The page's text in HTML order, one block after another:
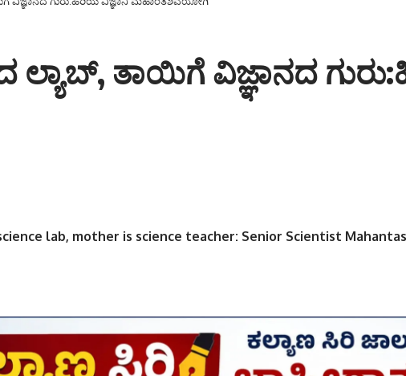
ತಾಯಿಗೆ ವಿಜ್ಞಾನದ
lab, mother is science teacher: Senior Scientist